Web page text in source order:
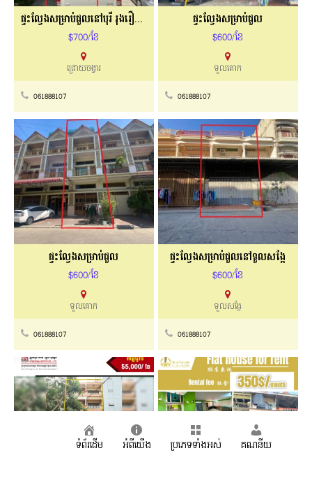
ផ្ទះល្វែងសម្រាប់ជួលនៅបុរី រុងរឿង ជ្រោយចង្វារ
$700/ខែ
ជ្រោយចង្វារ
061888107
ផ្ទះល្វែងសម្រាប់ជួល
$600/ខែ
ទួលគោក
061888107
ផ្ទះល្វែងសម្រាប់ជួល
$600/ខែ
ទួលគោក
061888107
ផ្ទះល្វែងសម្រាប់ជួលនៅទួលសង្កែ
$600/ខែ
ទួលសង្កែ
061888107
ទំព័រដើម អំពីយើង ប្រភេទទាំងអស់ គណនីយ